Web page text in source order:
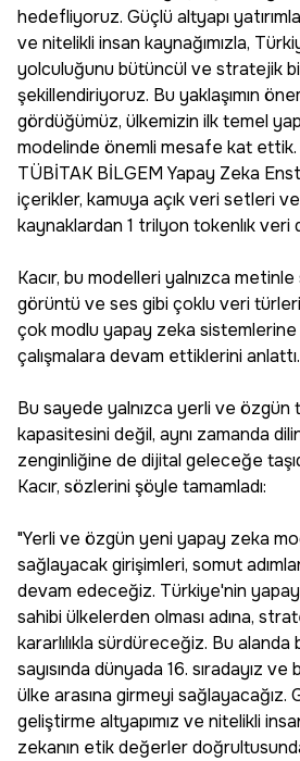
hedefliyoruz. Güçlü altyapı
ve nitelikli insan kaynağımızla,
yolculuğunu bütüncül ve stratejik
şekillendiriyoruz. Bu yaklaşımın
gördüğümüz, ülkemizin ilk temel
modelinde önemli mesafe kat ettik.
TÜBİTAK BİLGEM Yapay Zeka
içerikler, kamuya açık veri setleri
kaynaklardan 1 trilyon tokenlık veri
Kacır, bu modelleri yalnızca metinle
görüntü ve ses gibi çoklu veri
çok modlu yapay zeka
çalışmalara devam ettiklerini anlattı.
Bu sayede yalnızca yerli ve
kapasitesini değil, aynı zamanda
zenginliğine de dijital geleceğe
Kacır, sözlerini şöyle tamamladı:
"Yerli ve özgün yeni yapay zeka
sağlayacak girişimleri, somut
devam edeceğiz. Türkiye'nin
sahibi ülkelerden olması adına,
kararlılıkla sürdüreceğiz. Bu alanda
sayısında dünyada 16. sıradayız ve
ülke arasına girmeyi sağlayacağız.
geliştirme altyapımız ve nitelikli
zekanın etik değerler